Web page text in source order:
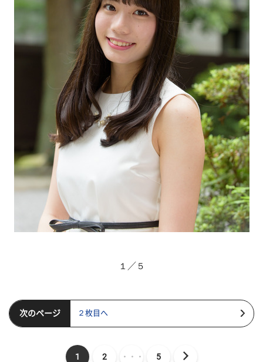
１／５
次のページ ２枚目へ
1 2 ・・・ 5